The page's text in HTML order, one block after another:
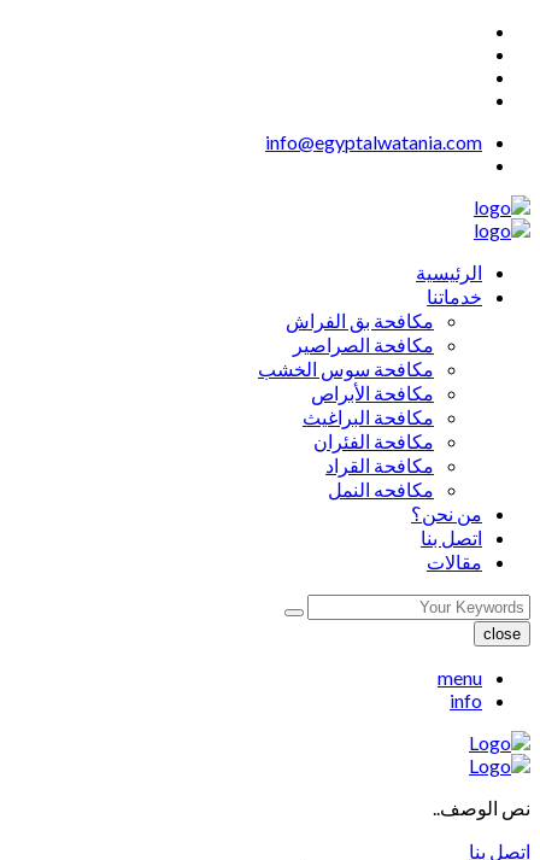
info@egyptalwatania.com
الرئيسية
خدماتنا
مكافحة بق الفراش
مكافحة الصراصير
مكافحة سوس الخشب
مكافحة الأبراص
مكافحة البراغيث
مكافحة الفئران
مكافحة القراد
مكافحه النمل
من نحن؟
اتصل بنا
مقالات
close
menu
info
نص الوصف..
اتصل بنا